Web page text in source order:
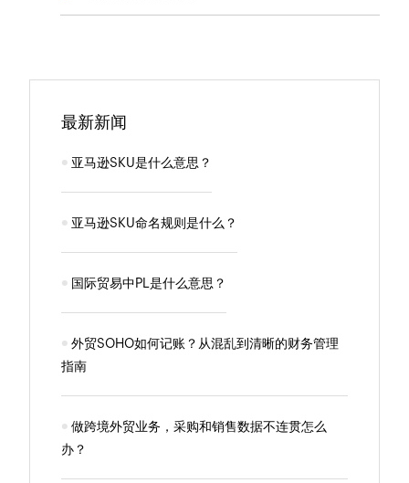
最新新闻
亚马逊SKU是什么意思？
亚马逊SKU命名规则是什么？
国际贸易中PL是什么意思？
外贸SOHO如何记账？从混乱到清晰的财务管理
指南
做跨境外贸业务，采购和销售数据不连贯怎么
办？